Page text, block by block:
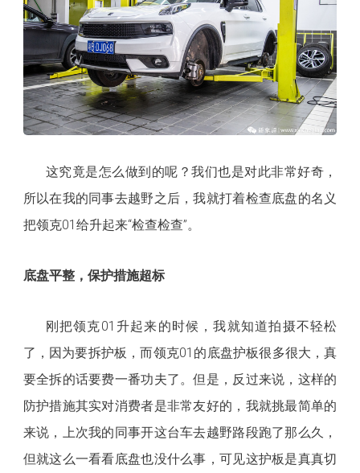
这究竟是怎么做到的呢？我们也是对此非常好奇，
所以在我的同事去越野之后，我就打着检查底盘的名义
把领克01给升起来“检查检查”。
底盘平整，保护措施超标
刚把领克01升起来的时候，我就知道拍摄不轻松
了，因为要拆护板，而领克01的底盘护板很多很大，真
要全拆的话要费一番功夫了。但是，反过来说，这样的
防护措施其实对消费者是非常友好的，我就挑最简单的
来说，上次我的同事开这台车去越野路段跑了那么久，
但就这么一看看底盘也没什么事，可见这护板是真真切